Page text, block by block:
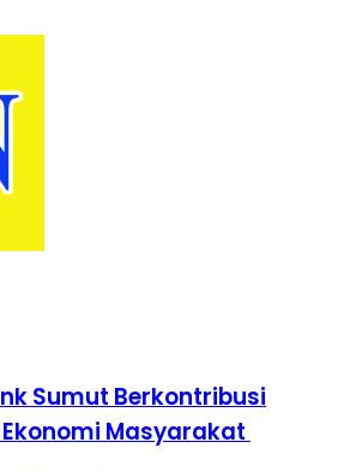
Sumut Berkontribusi
Masyarakat